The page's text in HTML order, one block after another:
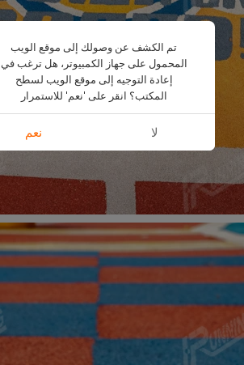
تم الكشف عن وصولك إلى موقع الويب
المحمول على جهاز الكمبيوتر، هل ترغب في
إعادة التوجيه إلى موقع الويب لسطح
المكتب؟ انقر على 'نعم' للاستمرار
لا نعم